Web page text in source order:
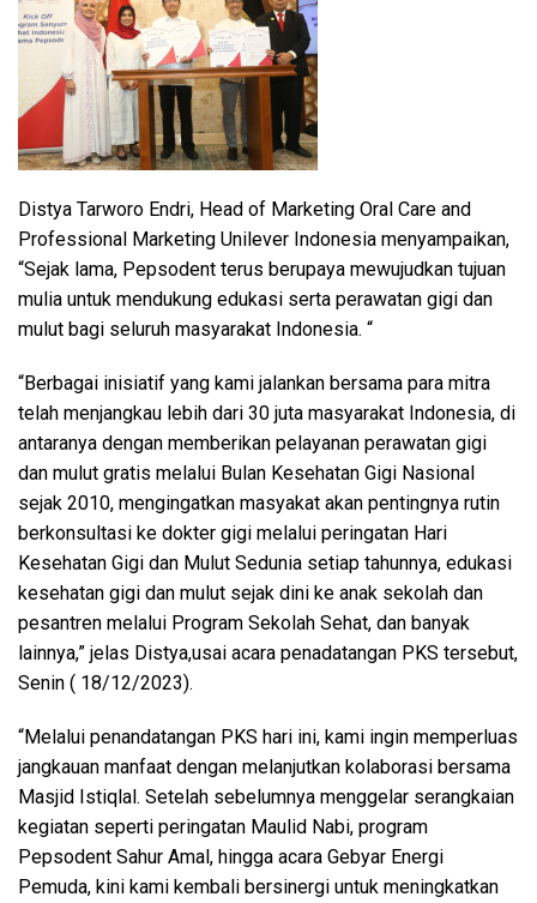
Distya Tarworo Endri, Head of Marketing Oral Care and
Professional Marketing Unilever Indonesia menyampaikan,
“Sejak lama, Pepsodent terus berupaya mewujudkan tujuan
mulia untuk mendukung edukasi serta perawatan gigi dan
mulut bagi seluruh masyarakat Indonesia. “
“Berbagai inisiatif yang kami jalankan bersama para mitra
telah menjangkau lebih dari 30 juta masyarakat Indonesia, di
antaranya dengan memberikan pelayanan perawatan gigi
dan mulut gratis melalui Bulan Kesehatan Gigi Nasional
sejak 2010, mengingatkan masyakat akan pentingnya rutin
berkonsultasi ke dokter gigi melalui peringatan Hari
Kesehatan Gigi dan Mulut Sedunia setiap tahunnya, edukasi
kesehatan gigi dan mulut sejak dini ke anak sekolah dan
pesantren melalui Program Sekolah Sehat, dan banyak
lainnya,” jelas Distya,usai acara penadatangan PKS tersebut,
Senin ( 18/12/2023).
“Melalui penandatangan PKS hari ini, kami ingin memperluas
jangkauan manfaat dengan melanjutkan kolaborasi bersama
Masjid Istiqlal. Setelah sebelumnya menggelar serangkaian
kegiatan seperti peringatan Maulid Nabi, program
Pepsodent Sahur Amal, hingga acara Gebyar Energi
Pemuda, kini kami kembali bersinergi untuk meningkatkan